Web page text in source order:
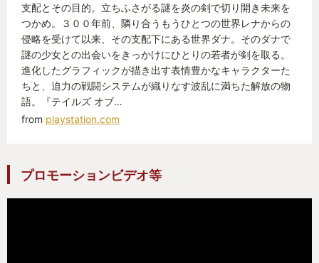
支配とその目的。立ちふさがる謎を炎の剣で切り開き未来を
つかめ。３００年前、隣り合うもうひとつの世界レナからの
侵略を受けて以来、その支配下にある世界ダナ。そのダナで
謎の少女との出会いをきっかけにひとりの若者が剣を取る。
進化したグラフィックが描き出す表情豊かなキャラクターた
ちと、迫力の戦闘システムが織りなす波乱に満ちた解放の物
語。『テイルズ オブ…
from playstation.com
プロモーションビデオ等